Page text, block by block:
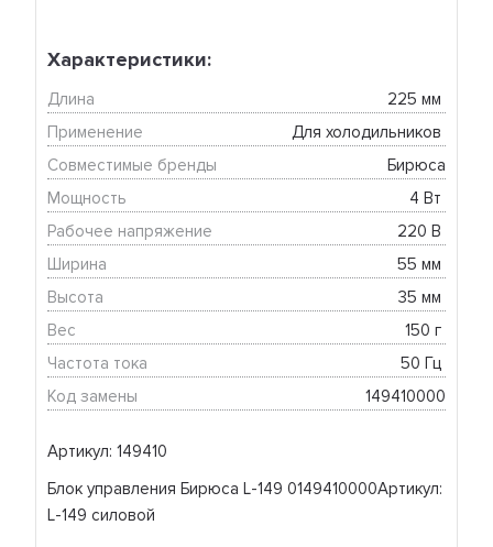
Артикул: 149410
Блок управления Бирюса L-149 0149410000Артикул:
L-149 силовой
Характеристики:
Длина
225 мм
Применение
Для холодильников
Совместимые бренды
Бирюса
Мощность
4 Вт
Рабочее напряжение
220 В
Ширина
55 мм
Высота
35 мм
Вес
150 г
Частота тока
50 Гц
Код замены
149410000